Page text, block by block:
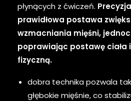
płynących z ćwiczeń.
prawidłowa postawa
wzmacniania mięśni,
poprawiając postawę ciała
fizyczną.
dobra technika pozwala
głębokie mięśnie, co